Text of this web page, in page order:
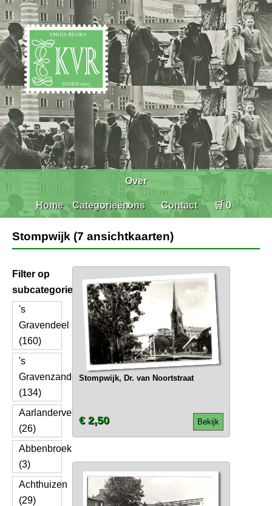
Home Categorieën
Over
ons Contact 🛒 0
Stompwijk (7 ansichtkaarten)
Filter op
subcategorie
's
Gravendeel
(160)
's
Gravenzande
(134)
Aarlanderveen
(26)
Abbenbroek
(3)
Achthuizen
(29)
Stompwijk, Dr. van Noortstraat
Bekijk
€ 2,50